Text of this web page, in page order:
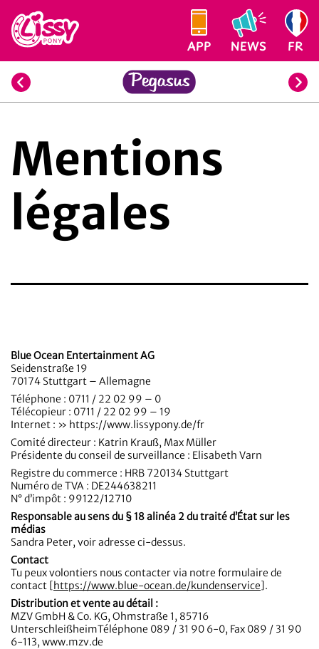
Aller
contenu
Lissy
PONY
APP NEWS FR
Mentions
légales
Blue Ocean Entertainment AG
Seidenstraße 19
70174 Stuttgart – Allemagne
Téléphone : 0711 / 22 02 99 – 0
Télécopieur : 0711 / 22 02 99 – 19
Internet : » https://www.lissypony.de/fr
Comité directeur : Katrin Krauß, Max Müller
Présidente du conseil de surveillance : Elisabeth Varn
Registre du commerce : HRB 720134 Stuttgart
Numéro de TVA : DE244638211
N° d’impôt : 99122/12710
Responsable au sens du § 18 alinéa 2 du traité d’État sur les
médias
Sandra Peter, voir adresse ci-dessus.
Contact
Tu peux volontiers nous contacter via notre formulaire de
contact [https://www.blue-ocean.de/kundenservice].
Distribution et vente au détail :
MZV GmbH & Co. KG, Ohmstraße 1, 85716
UnterschleißheimTéléphone 089 / 31 90 6-0, Fax 089 / 31 90
6-113, www.mzv.de